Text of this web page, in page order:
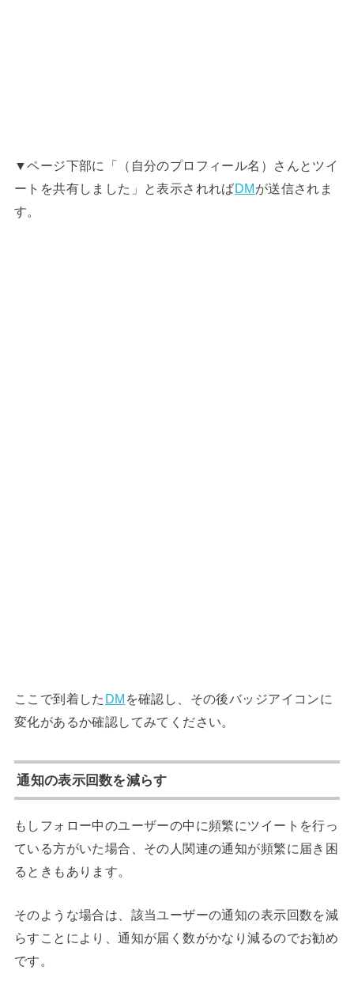
▼ページ下部に「（自分のプロフィール名）さんとツイ
ートを共有しました」と表示されればDMが送信されま
す。
ここで到着した DM を確認し、その後バッジアイコンに
変化があるか確認してみてください。
通知の表示回数を減らす
もしフォロー中のユーザーの中に頻繁にツイートを行っ
ている方がいた場合、その人関連の通知が頻繁に届き困
るときもあります。
そのような場合は、該当ユーザーの通知の表示回数を減
らすことにより、通知が届く数がかなり減るのでお勧め
です。